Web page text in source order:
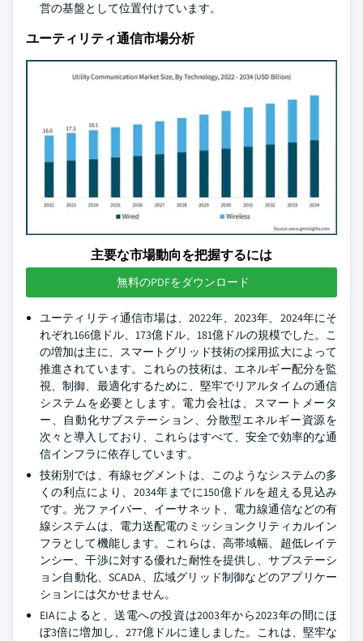
営の基盤として位置付けています。
ユーティリティ通信市場分析
主要な市場動向を把握するには
無料のPDFをダウンロード
ユーティリティ通信市場は、2022年、2023年、2024年にそ
れぞれ166億ドル、173億ドル、181億ドルの規模でした。こ
の増加は主に、スマートグリッド技術の採用拡大によって
推進されています。これらの技術は、エネルギー配分を監
視、制御、最適化するために、堅牢でリアルタイムの通信
システムを必要とします。電力会社は、スマートメータ
ー、自動化サブステーション、分散型エネルギー資源を
次々と導入しており、これらはすべて、安全で効率的な通
信インフラに依存しています。
技術別では、有線セグメントは、このようなシステムの多
くの利点により、2034年までに150億ドルを超える見込み
です。光ファイバー、イーサネット、電力線通信などの有
線システムは、電力送配電のミッションクリティカルイン
フラとして機能します。これらは、高帯域幅、超低レイテ
ンシー、干渉に対する優れた耐性を提供し、サブステーシ
ョン自動化、SCADA、広域グリッド制御などのアプリケー
ションには欠かせません。
EIAによると、送電への投資は2003年から2023年の間にほ
ぼ3倍に増加し、277億ドルに達しました。これは、堅牢な